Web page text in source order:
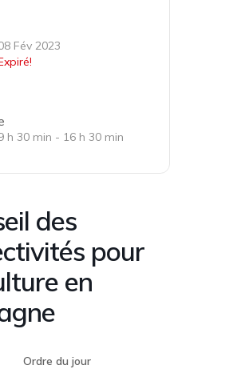
Fév 2023
h 30 min - 16 h 30 min
des
pour
en
Ordre du jour